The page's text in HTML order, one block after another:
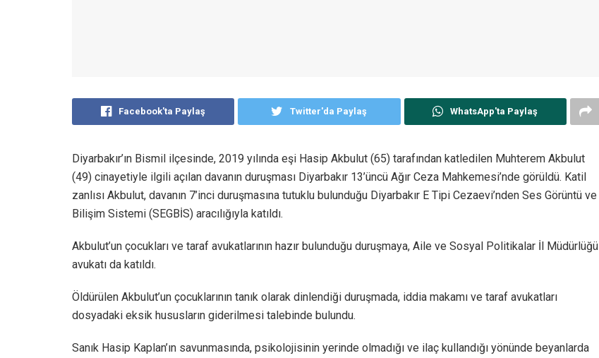
Facebook'ta Paylaş Twitter'da Paylaş WhatsApp'ta Paylaş
Diyarbakır’ın Bismil ilçesinde, 2019 yılında eşi Hasip Akbulut (65) tarafından katledilen Muhterem Akbulut
(49) cinayetiyle ilgili açılan davanın duruşması Diyarbakır 13’üncü Ağır Ceza Mahkemesi’nde görüldü. Katil
zanlısı Akbulut, davanın 7’inci duruşmasına tutuklu bulunduğu Diyarbakır E Tipi Cezaevi’nden Ses Görüntü ve
Bilişim Sistemi (SEGBİS) aracılığıyla katıldı.
Akbulut’un çocukları ve taraf avukatlarının hazır bulunduğu duruşmaya, Aile ve Sosyal Politikalar İl Müdürlüğü
avukatı da katıldı.
Öldürülen Akbulut’un çocuklarının tanık olarak dinlendiği duruşmada, iddia makamı ve taraf avukatları
dosyadaki eksik hususların giderilmesi talebinde bulundu.
Sanık Hasip Kaplan’ın savunmasında, psikolojisinin yerinde olmadığı ve ilaç kullandığı yönünde beyanlarda